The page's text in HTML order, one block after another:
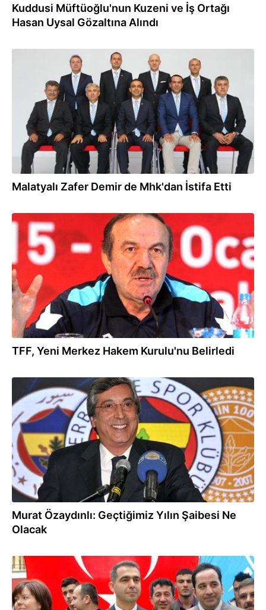
Kuddusi Müftüoğlu'nun Kuzeni ve İş Ortağı
Hasan Uysal Gözaltına Alındı
Malatyalı Zafer Demir de Mhk'dan İstifa Etti
03.08.2016
TFF, Yeni Merkez Hakem Kurulu'nu Belirledi
02.08.2016
Murat Özaydınlı: Geçtiğimiz Yılın Şaibesi Ne
Olacak